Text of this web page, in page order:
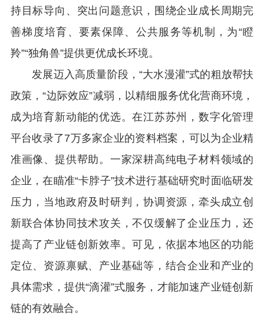
持目标导向、突出问题意识，围绕企业成长周期完
善梯度培育、要素保障、公共服务等机制，为“瞪
羚”“独角兽”提供更优成长环境。
发展迈入高质量阶段，“大水漫灌”式的粗放帮扶
政策，“边际效应”减弱，以精细服务优化营商环境，
成为培育新动能的优选。在江苏苏州，数字化管理
平台收录了7万多家企业的资料档案，可以为企业精
准画像、提供帮助。一家深耕高纯电子材料领域的
企业，在瞄准“卡脖子”技术进行基础研究时面临研发
压力，当地政府及时研判，协调资源，牵头成立创
新联合体协同技术攻关，不仅缓解了企业压力，还
提高了产业链创新效率。可见，依据本地区的功能
定位、资源禀赋、产业基础等，结合企业和产业的
具体需求，提供“滴灌”式服务，才能加速产业链创新
链的有效融合。